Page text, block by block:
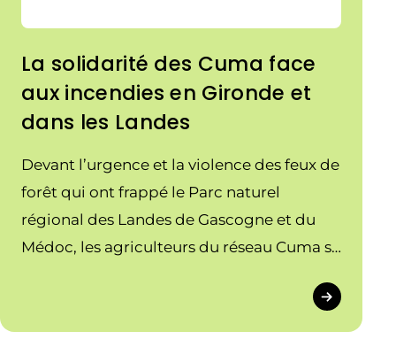
La solidarité des Cuma face
aux incendies en Gironde et
dans les Landes
Devant l’urgence et la violence des feux de
forêt qui ont frappé le Parc naturel
régional des Landes de Gascogne et du
Médoc, les agriculteurs du réseau Cuma se
soutien logistique : sur le terrain, l'entraide